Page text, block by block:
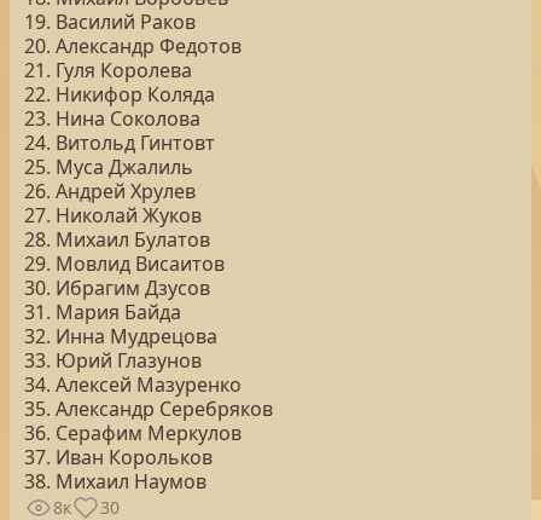
19. Василий Раков
20. Александр Федотов
21. Гуля Королева
22. Никифор Коляда
23. Нина Соколова
24. Витольд Гинтовт
25. Муса Джалиль
26. Андрей Хрулев
27. Николай Жуков
28. Михаил Булатов
29. Мовлид Висаитов
30. Ибрагим Дзусов
31. Мария Байда
32. Инна Мудрецова
33. Юрий Глазунов
34. Алексей Мазуренко
35. Александр Серебряков
36. Серафим Меркулов
37. Иван Корольков
38. Михаил Наумов
8к 30